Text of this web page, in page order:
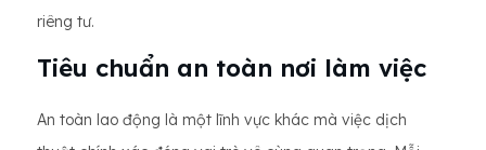
riêng tư.
Tiêu chuẩn an toàn nơi làm việc
An toàn lao động là một lĩnh vực khác mà việc dịch